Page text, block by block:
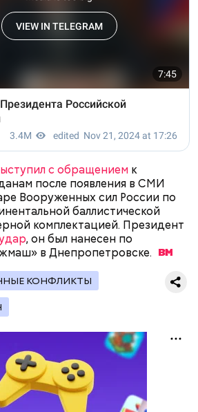
с обращением к
после появления в СМИ
Вооруженных сил России по
баллистической
комплектацией. Президент
, он был нанесен по
в Днепропетровске.
КОНФЛИКТЫ
выходить на связь. 5
премьер-министра
Нетаньяху сообщила, что
в работе на
заявила, что в школах сразу